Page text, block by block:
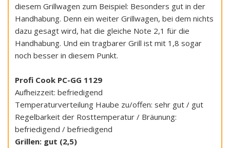
diesem Grillwagen zum Beispiel: Besonders gut in der
Handhabung. Denn ein weiter Grillwagen, bei dem nichts
dazu gesagt wird, hat die gleiche Note 2,1 für die
Handhabung. Und ein tragbarer Grill ist mit 1,8 sogar
noch besser in diesem Punkt.
Profi Cook PC-GG 1129
Aufheizzeit: befriedigend
Temperaturverteilung Haube zu/offen: sehr gut / gut
Regelbarkeit der Rosttemperatur / Bräunung:
befriedigend / befriedigend
Grillen: gut (2,5)